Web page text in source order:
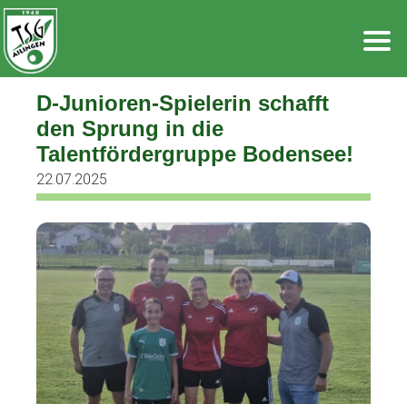
Zum
Inhalt
springen
D-Junioren-Spielerin schafft
den Sprung in die
Talentfördergruppe Bodensee!
22.07.2025